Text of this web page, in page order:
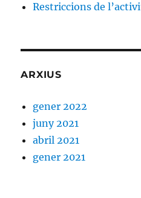
Restriccions de
ARXIUS
gener 2022
juny 2021
abril 2021
gener 2021